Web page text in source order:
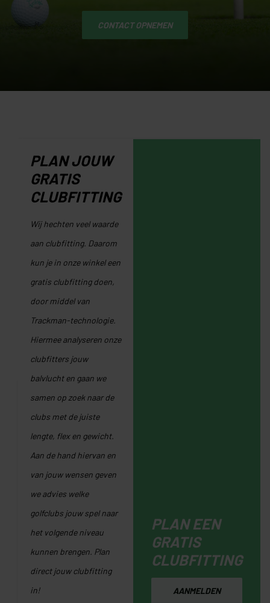
CONTACT OPNEMEN
PLAN JOUW
GRATIS
CLUBFITTING
Wij hechten veel waarde
aan clubfitting. Daarom
kun je in onze winkel een
gratis clubfitting doen,
door middel van
Trackman-technologie.
Hiermee analyseren onze
clubfitters jouw
balvlucht en gaan we
samen op zoek naar de
clubs met de juiste
lengte, flex en gewicht.
Aan de hand hiervan en
van jouw wensen geven
we advies welke
golfclubs jouw spel naar
het volgende niveau
kunnen brengen. Plan
direct jouw clubfitting
in!
PLAN EEN
GRATIS
CLUBFITTING
AANMELDEN